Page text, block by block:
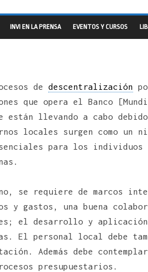
INVI EN LA PRENSA EVENTOS Y CURSOS
de descentralización
que opera el Banco
están llevando a cabo
locales surgen como un
para los
se requiere de marcos
y gastos, una buena
el desarrollo y aplicación
El personal local debe
Además debe
presupuestarios.